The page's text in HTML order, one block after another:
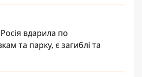
вдарила по
та парку, є загиблі та